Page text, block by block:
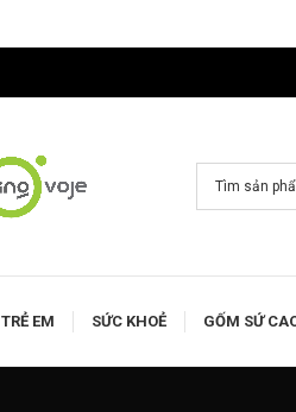
EM SỨC KHOẺ GỐM SỨ